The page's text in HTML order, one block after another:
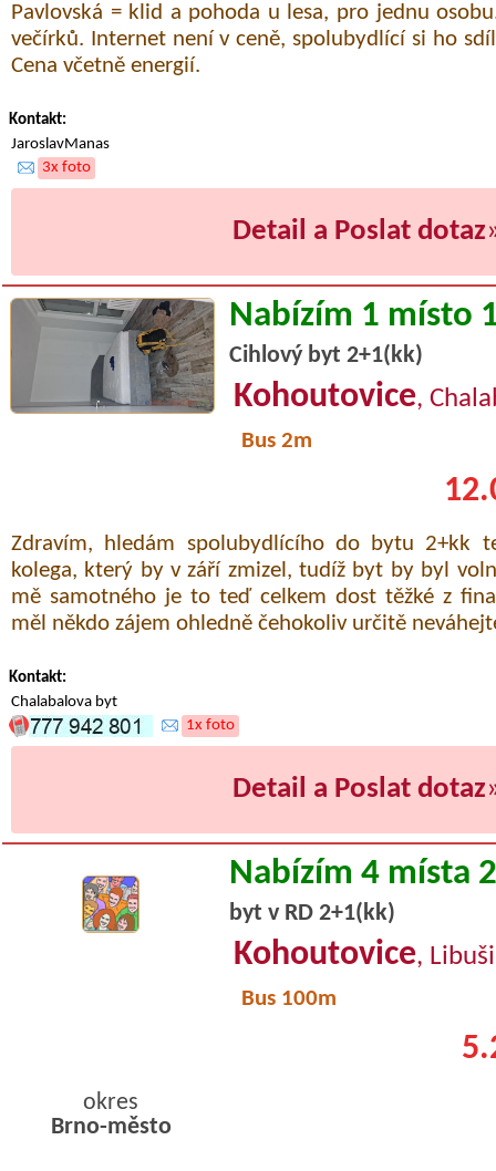
Pavlovská = klid a pohoda u lesa, pro jednu
večírků. Internet není v ceně, spolubydlící si ho
Cena včetně energií.
Kontakt:
JaroslavManas
3x foto
Detail a Poslat dotaz
Nabízím 1 místo
Cihlový byt 2+1(kk)
Kohoutovice,
Bus 2m
Zdravím, hledám spolubydlícího do bytu 2+kk
kolega, který by v září zmizel, tudíž byt by byl
mě samotného je to teď celkem dost těžké z
měl někdo zájem ohledně čehokoliv určitě
Kontakt:
Chalabalova byt
1x foto
Detail a Poslat dotaz
Nabízím 4 místa
byt v RD 2+1(kk)
Kohoutovice,
Bus 100m
okres
Brno-město